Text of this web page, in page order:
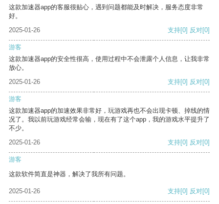
这款加速器app的客服很贴心，遇到问题都能及时解决，服务态度非常
好。
2025-01-26
支持[0] 反对[0]
游客
这款加速器app的安全性很高，使用过程中不会泄露个人信息，让我非常
放心。
2025-01-26
支持[0] 反对[0]
游客
这款加速器app的加速效果非常好，玩游戏再也不会出现卡顿、掉线的情
况了。我以前玩游戏经常会输，现在有了这个app，我的游戏水平提升了
不少。
2025-01-26
支持[0] 反对[0]
游客
这款软件简直是神器，解决了我所有问题。
2025-01-26 支持[0] 反对[0]